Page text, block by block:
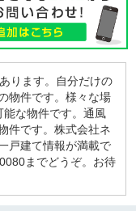
ります。自分だけの
物件です。様々な場
な物件です。通風
件です。株式会社ネ
戸建て情報が満載で
までどうぞ。お待